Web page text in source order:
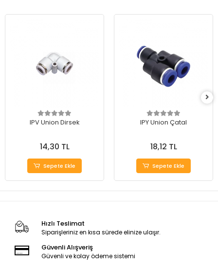
IPV Union Dirsek
14,30 TL
Sepete Ekle
IPY Union Çatal
18,12 TL
Sepete Ekle
Hızlı Teslimat
Siparişleriniz en kısa sürede elinize ulaşır.
Güvenli Alışveriş
Güvenli ve kolay ödeme sistemi